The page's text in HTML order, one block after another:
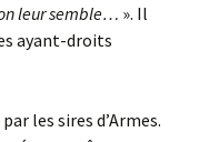
leur semble… ». Il
ayant-droits
les sires d’Armes.